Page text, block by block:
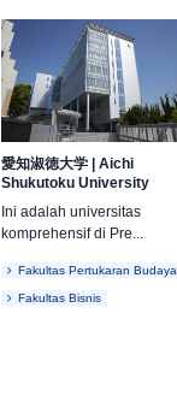
愛知淑徳大学| Aichi
Shukutoku University
Ini adalah universitas
komprehensif di Pre...
Fakultas Pertukaran Budaya
Fakultas Bisnis